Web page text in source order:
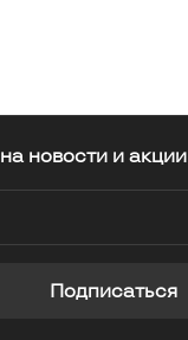
на новости и акции
Подписаться